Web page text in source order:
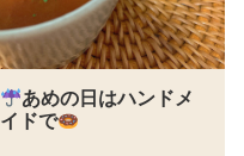
あめの日はハンドメ
イドで